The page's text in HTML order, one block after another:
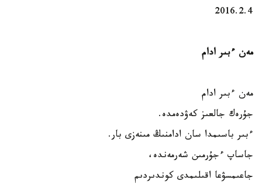
2016.2.4
مەن ءبىر ادام
مەن ءبىر ادام
جۇرەك جالعىز كەۋدەمدە.
ءبىر باسىمدا سان ادامنىڭ مىنەزى بار.
جاساپ ءجۇرمىن شەرمەندە،
جاعىمسۋعا اقىلىمدى كوندىردىم